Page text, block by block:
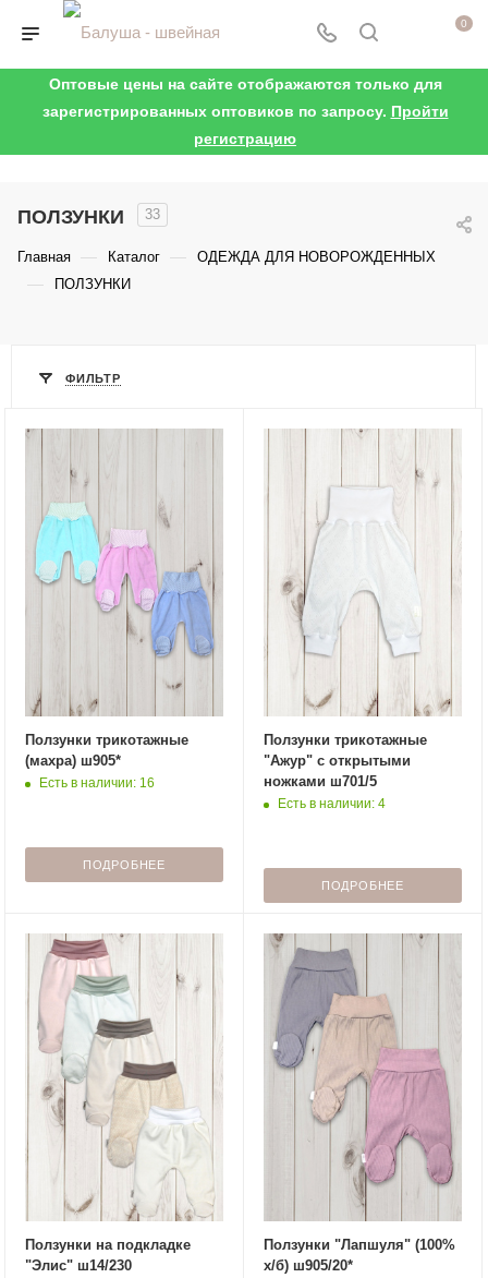
0
Оптовые цены на сайте отображаются только для
зарегистрированных оптовиков по запросу. Пройти
регистрацию
ПОЛЗУНКИ 33
Главная — Каталог — ОДЕЖДА ДЛЯ НОВОРОЖДЕННЫХ
— ПОЛЗУНКИ
ФИЛЬТР
Ползунки трикотажные
(махра) ш905*
Есть в наличии: 16
ПОДРОБНЕЕ
Ползунки трикотажные
"Ажур" с открытыми
ножками ш701/5
Есть в наличии: 4
ПОДРОБНЕЕ
Ползунки на подкладке
"Элис" ш14/230
Ползунки "Лапшуля" (100%
х/б) ш905/20*